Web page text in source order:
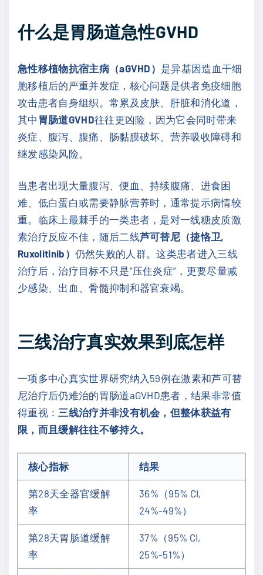
什么是胃肠道急性GVHD
急性移植物抗宿主病（aGVHD） 是异基因造血干细
胞移植后的严重并发症，核心问题是供者免疫细胞
攻击患者自身组织。常累及皮肤、肝脏和消化道，
其中 胃肠道GVHD往往更凶险，因为它会同时带来
炎症、腹泻、腹痛、肠黏膜破坏、营养吸收障碍和
继发感染风险。
当患者出现大量腹泻、便血、持续腹痛、进食困
难、低白蛋白或需要静脉营养时，通常提示病情较
重。临床上最棘手的一类患者，是对一线糖皮质激
素治疗反应不佳，随后二线芦可替尼（捷恪卫,
Ruxolitinib） 仍然失败的人群。这类患者进入三线
治疗后，治疗目标不只是“压住炎症”，更要尽量减
少感染、出血、骨髓抑制和器官衰竭。
三线治疗真实效果到底怎样
一项多中心真实世界研究纳入59例在激素和芦可替
尼治疗后仍难治的胃肠道aGVHD患者，结果非常值
得重视： 三线治疗并非没有机会，但整体获益有
限，而且缓解往往不够持久。
核心指标 结果
第28天全器官缓解
率
36%（95% CI,
24%-49%）
第28天胃肠道缓解
率
37%（95% CI,
25%-51%）